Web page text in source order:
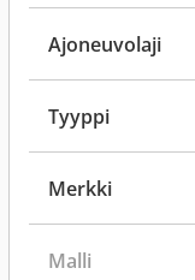
Ajoneuvolaji
Tyyppi
Merkki
Malli